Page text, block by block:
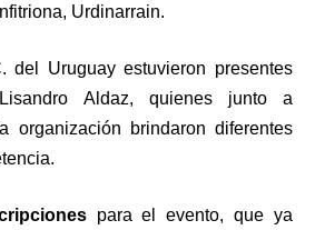
Urdinarrain.
del Uruguay estuvieron presentes
Aldaz, quienes junto a
organización brindaron diferentes
para el evento, que ya